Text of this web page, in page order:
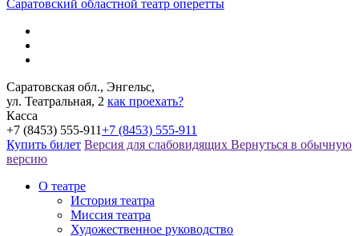
Саратовский областной театр оперетты
Саратовская обл., Энгельс,
ул. Театральная, 2 как проехать?
Касса
+7 (8453) 555-911+7 (8453) 555-911
Купить билет Версия для слабовидящих Вернуться в обычную
версию
О театре
История театра
Миссия театра
Художественное руководство